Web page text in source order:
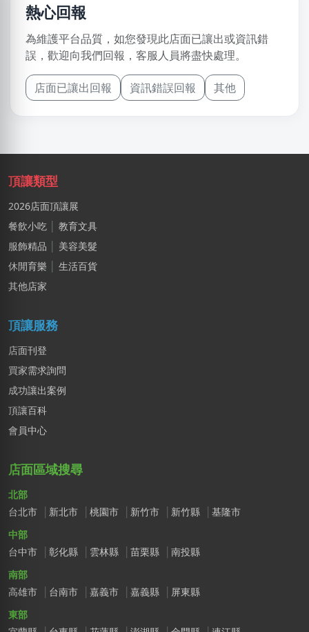
熱心回報
為維護平台品質，如您發現此店面已讓出或資訊錯
誤，歡迎向我們回報，客服人員將盡快處理。
店面已讓出回報 資訊錯誤回報 其他
頂讓類型
2026店面頂讓展
餐飲小吃
教育文具
服飾精品
美容美髮
休閒育樂
生活百貨
其他店家
頂讓服務
店面刊登
買家需求詢問
成功讓出案例
頂讓百科
會員中心
店面區域搜尋
北部
台北市
新北市 桃園市 新竹市 新竹縣
基隆市
中部
台中市
彰化縣 雲林縣 苗栗縣
南投縣
南部
高雄市
台南市 嘉義市 嘉義縣
屏東縣
東部